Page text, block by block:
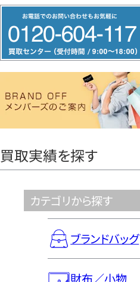
リ
ー
ヤ
買取実績を探す
カテゴリから探す
ブランドバッグ
財布／小物